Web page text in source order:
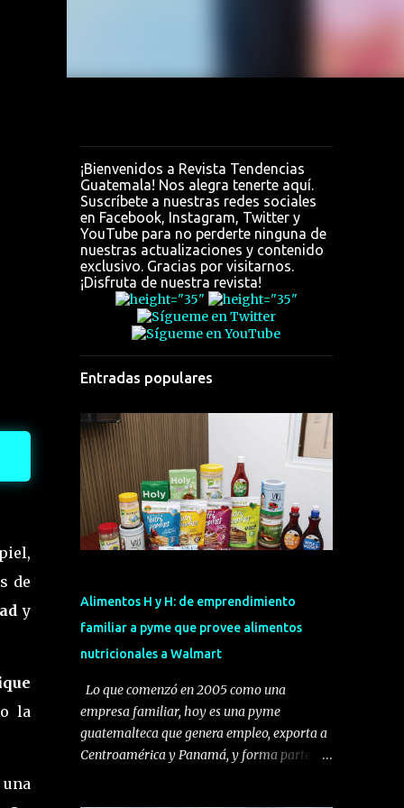
de
y
la
¡Bienvenidos a Revista Tendencias
Guatemala! Nos alegra tenerte aquí.
Suscríbete a nuestras redes sociales
en Facebook, Instagram, Twitter y
YouTube para no perderte ninguna de
nuestras actualizaciones y contenido
exclusivo. Gracias por visitarnos.
¡Disfruta de nuestra revista!
Entradas populares
Alimentos H y H: de emprendimiento
familiar a pyme que provee alimentos
nutricionales a Walmart
Lo que comenzó en 2005 como una
empresa familiar, hoy es una pyme
guatemalteca que genera empleo, exporta a
Centroamérica y Panamá, y forma parte del